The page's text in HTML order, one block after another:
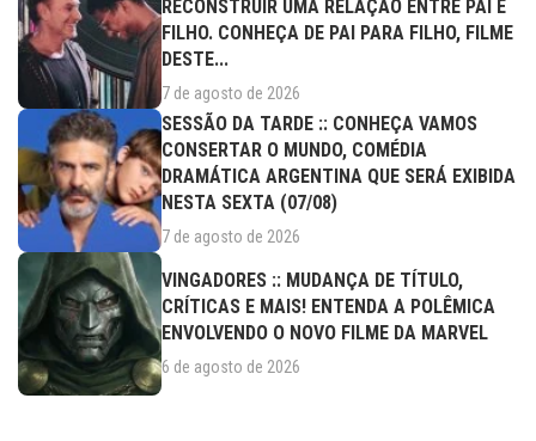
RECONSTRUIR UMA RELAÇÃO ENTRE PAI E
FILHO. CONHEÇA DE PAI PARA FILHO, FILME
DESTE...
7 de agosto de 2026
SESSÃO DA TARDE :: CONHEÇA VAMOS
CONSERTAR O MUNDO, COMÉDIA
DRAMÁTICA ARGENTINA QUE SERÁ EXIBIDA
NESTA SEXTA (07/08)
7 de agosto de 2026
VINGADORES :: MUDANÇA DE TÍTULO,
CRÍTICAS E MAIS! ENTENDA A POLÊMICA
ENVOLVENDO O NOVO FILME DA MARVEL
6 de agosto de 2026